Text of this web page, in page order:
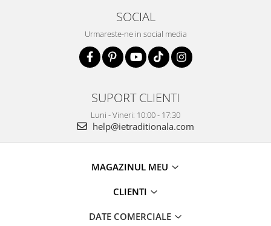
SOCIAL
Urmareste-ne in social media
SUPORT CLIENTI
Luni - Vineri: 10:00 - 17:30
help@ietraditionala.com
MAGAZINUL MEU
CLIENTI
DATE COMERCIALE